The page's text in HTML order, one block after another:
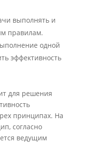
выполнять и
правилам.
одной
эффективность
для решения
принципах. На
согласно
ведущим